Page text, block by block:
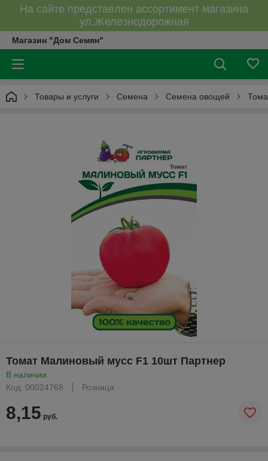
На сайте представлен ассортимент магазина
ул.Железнодорожная
Магазин "Дом Семян"
Товары и услуги Семена Семена овощей
Томат Малиновый мусс F1 10шт Партнер
В наличии
Код: 00024768
Розница
8,15 руб.